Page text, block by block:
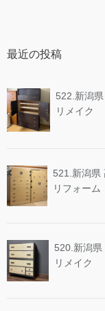
最近の投稿
522.新潟
リメイク
521.新潟
リフォーム
520.新潟
リメイク